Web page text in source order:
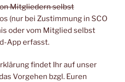
Mitgliedern selbst
(nur bei Zustimmung in SCO
oder vom Mitglied selbst
App erfasst.
findet Ihr auf unser
Vorgehen bzgl. Euren